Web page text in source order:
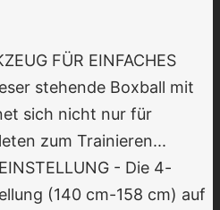
FÜR EINFACHES
stehende Boxball mit
sich nicht nur für
zum Trainieren...
- Die 4-
(140 cm-158 cm) auf